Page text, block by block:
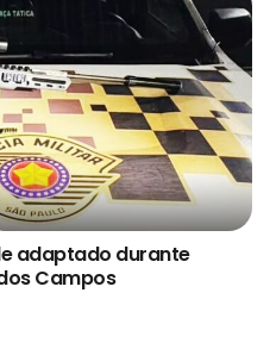
adaptado durante
Campos